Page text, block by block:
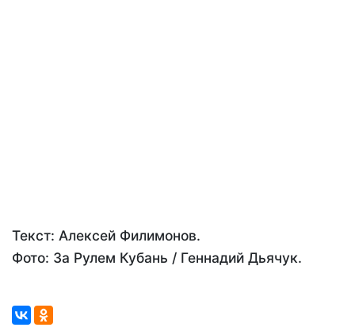
Текст: Алексей Филимонов.
Фото: За Рулем Кубань / Геннадий Дьячук.